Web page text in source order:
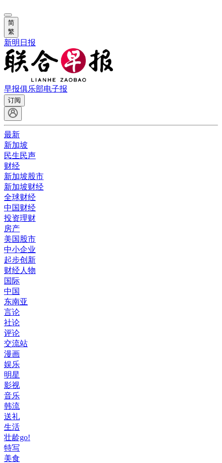
简
繁
新明日报
早报俱乐部电子报
订阅
最新
新加坡
民生民声
财经
新加坡股市
新加坡财经
全球财经
中国财经
投资理财
房产
美国股市
中小企业
起步创新
财经人物
国际
中国
东南亚
言论
社论
评论
交流站
漫画
娱乐
明星
影视
音乐
韩流
送礼
生活
壮龄go!
特写
美食